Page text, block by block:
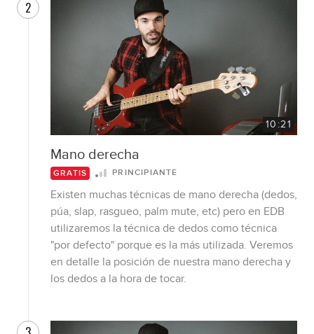
2
10:21
Mano derecha
GRATIS PRINCIPIANTE
Existen muchas técnicas de mano derecha (dedos,
púa, slap, rasgueo, palm mute, etc) pero en EDB
utilizaremos la técnica de dedos como técnica
"por defecto" porque es la más utilizada. Veremos
en detalle la posición de nuestra mano derecha y
los dedos a la hora de tocar.